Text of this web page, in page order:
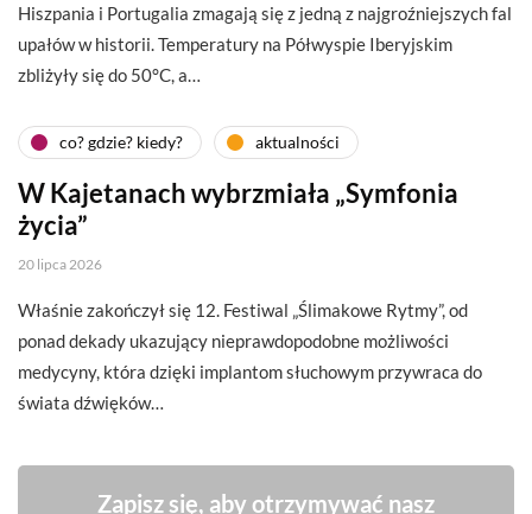
Hiszpania i Portugalia zmagają się z jedną z najgroźniejszych fal
upałów w historii. Temperatury na Półwyspie Iberyjskim
zbliżyły się do 50°C, a…
co? gdzie? kiedy? aktualności
W Kajetanach wybrzmiała „Symfonia
życia”
20 lipca 2026
Właśnie zakończył się 12. Festiwal „Ślimakowe Rytmy”, od
ponad dekady ukazujący nieprawdopodobne możliwości
medycyny, która dzięki implantom słuchowym przywraca do
świata dźwięków…
Zapisz się, aby otrzymywać nasz